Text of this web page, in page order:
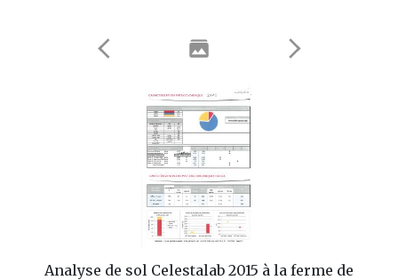
Analyse de sol Celestalab 2015 à la ferme de